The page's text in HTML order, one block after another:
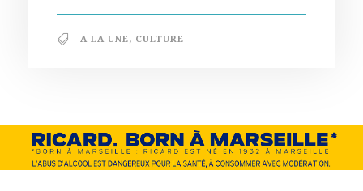
A LA UNE, CULTURE